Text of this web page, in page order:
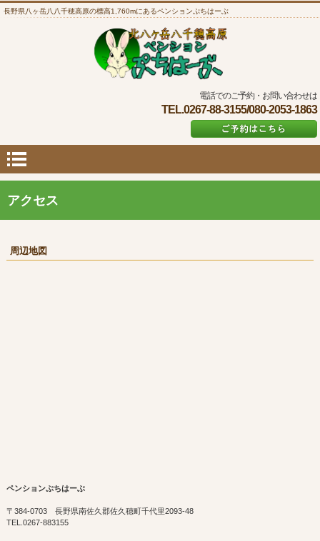
長野県八ヶ岳八八千穂高原の標高1,760mにあるペンションぷちはーぶ
電話でのご予約・お問い合わせは
TEL.0267-88-3155/080-2053-1863
アクセス
周辺地図
ペンションぷちはーぶ
〒384-0703 長野県南佐久郡佐久穂町千代里2093-48
TEL.0267-883155